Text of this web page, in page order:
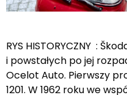
RYS HISTORYCZNY :
i powstałych po jej
Ocelot Auto. Pierwszy
1201. W 1962 roku we